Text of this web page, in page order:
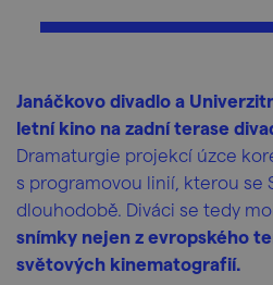
Janáčkovo divadlo a
letní kino na zadní terase
Dramaturgie projekcí úzce
s programovou linií, kterou se
dlouhodobě. Diváci se tedy
snímky nejen z evropského
světových kinematografií.